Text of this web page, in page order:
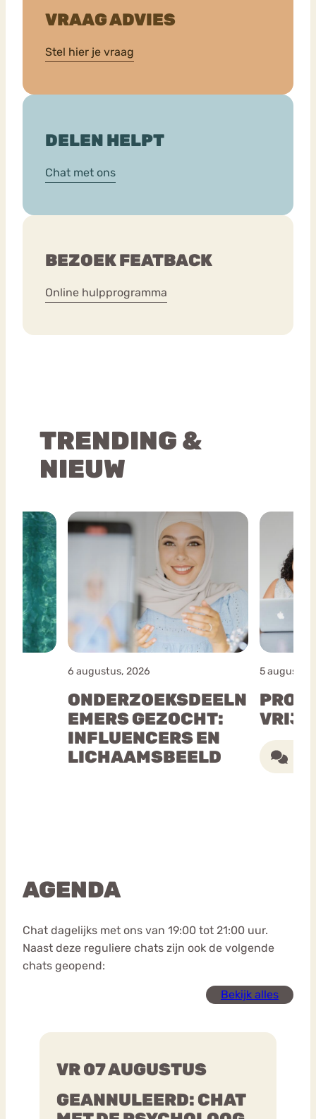
VRAAG ADVIES
Stel hier je vraag
DELEN HELPT
Chat met ons
BEZOEK FEATBACK
Online hulpprogramma
TRENDING &
NIEUW
6 augustus, 2026
ONDERZOEKSDEELN
EMERS GEZOCHT:
INFLUENCERS EN
LICHAAMSBEELD
5
AGENDA
Chat dagelijks met ons van 19:00 tot 21:00 uur.
Naast deze reguliere chats zijn ook de volgende
chats geopend:
Bekijk alles
VR 07 AUGUSTUS
GEANNULEERD: CHAT